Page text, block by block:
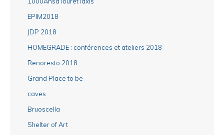
EPIM2018
JDP 2018
HOMEGRADE : conférences et ateliers 2018
Renoresto 2018
Grand Place to be
caves
Bruoscella
Shelter of Art